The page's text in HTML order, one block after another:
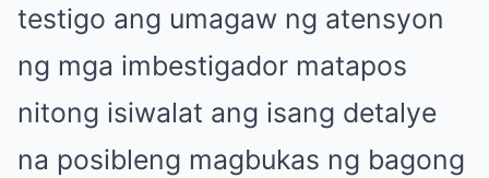
testigo ang umagaw ng atensyon
ng mga imbestigador matapos
nitong isiwalat ang isang detalye
na posibleng magbukas ng bagong